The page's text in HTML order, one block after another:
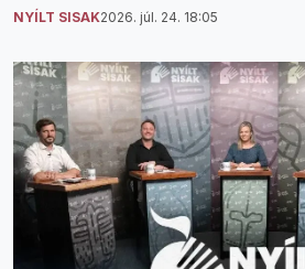
NYÍLT SISAK2026. júl. 24. 18:05